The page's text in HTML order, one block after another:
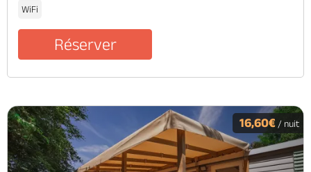
WiFi
Réserver
16,60€ / nuit